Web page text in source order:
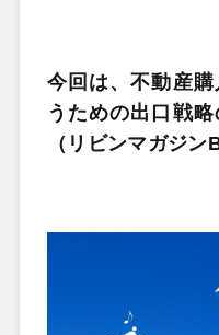
今回は、不動産
うための出口戦略
（リビンマガジン